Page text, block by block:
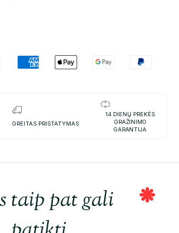
GREITAS PRISTATYMAS
14 DIENŲ PREKĖS
GRAŽINIMO
GARANTIJA
taip pat gali